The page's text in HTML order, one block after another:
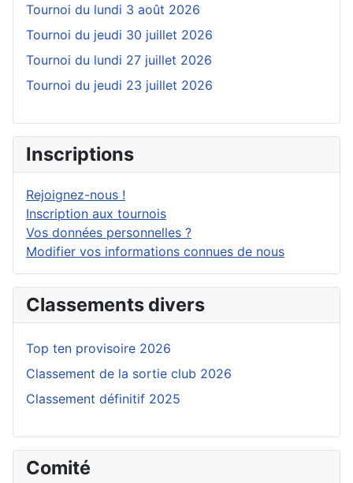
Tournoi du lundi 3 août 2026
Tournoi du jeudi 30 juillet 2026
Tournoi du lundi 27 juillet 2026
Tournoi du jeudi 23 juillet 2026
Inscriptions
Rejoignez-nous !
Inscription aux tournois
Vos données personnelles ?
Modifier vos informations connues de nous
Classements divers
Top ten provisoire 2026
Classement de la sortie club 2026
Classement définitif 2025
Comité